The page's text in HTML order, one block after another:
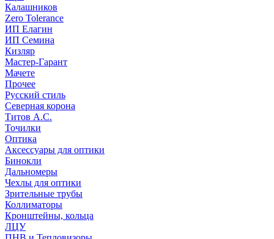
Калашников
Zero Tolerance
ИП Елагин
ИП Семина
Кизляр
Мастер-Гарант
Мачете
Прочее
Русский стиль
Северная корона
Титов А.С.
Точилки
Оптика
Аксессуары для оптики
Бинокли
Дальномеры
Чехлы для оптики
Зрительные трубы
Коллиматоры
Кронштейны, кольца
ЛЦУ